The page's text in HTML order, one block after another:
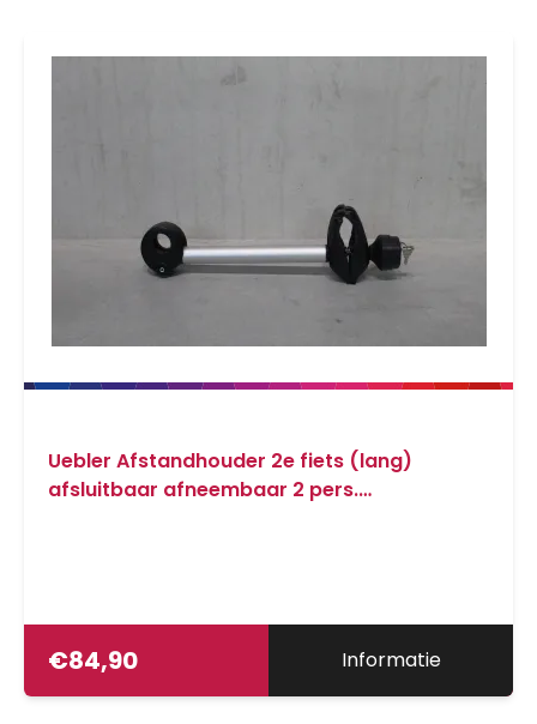
Uebler Afstandhouder 2e fiets (lang)
afsluitbaar afneembaar 2 pers.
€84,90 Informatie